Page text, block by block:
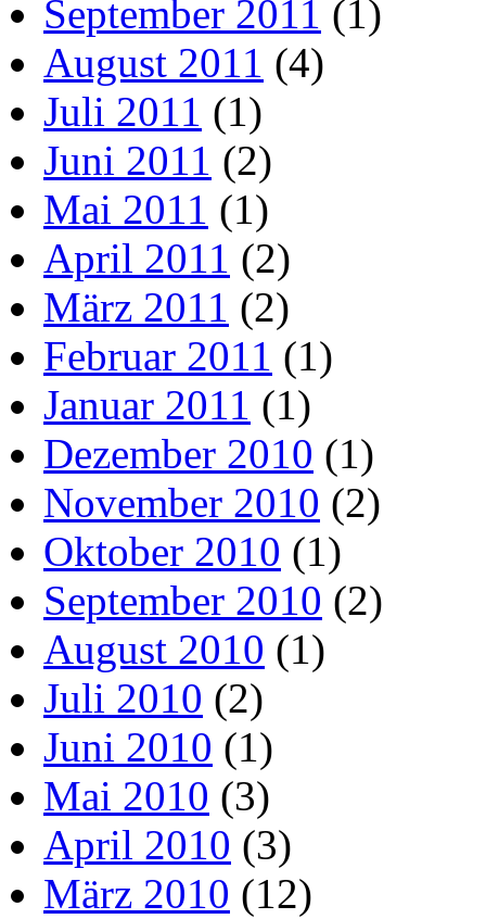
September 2011 (1)
August 2011 (4)
Juli 2011 (1)
Juni 2011 (2)
Mai 2011 (1)
April 2011 (2)
März 2011 (2)
Februar 2011 (1)
Januar 2011 (1)
Dezember 2010 (1)
November 2010 (2)
Oktober 2010 (1)
September 2010 (2)
August 2010 (1)
Juli 2010 (2)
Juni 2010 (1)
Mai 2010 (3)
April 2010 (3)
März 2010 (12)